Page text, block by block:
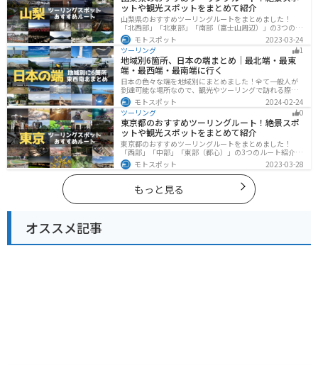
ットや観光スポットをまとめて紹介
山梨県のおすすめツーリングルートをまとめました！
「北西部」「北東部」「南部（富士山周辺）」の3つのル
ート紹介します。富士山を中心に自然豊かな景色や食事
を楽しめるスポットが多数あります。バイクで山梨県に
ツーリングに行く際は参考にしてください。
モトスポット
2023-03-24
ツーリング
1
地域別6箇所、日本の端まとめ｜最北端・最東
端・最西端・最南端に行く
日本の色々な端を地域別にまとめました！全て一般人が
到達可能な場所なので、観光やツーリングで訪れる際の
参考にしてください。
モトスポット
2024-02-24
ツーリング
0
東京都のおすすめツーリングルート！絶景スポ
ットや観光スポットをまとめて紹介
東京都のおすすめツーリングルートをまとめました！
「西部」「中部」「東部（都心）」の3つのルート紹介し
ます。西に行けば奥多摩の自然、東に行けば都心スポッ
トと、自然も街も楽しめるスポットが多数あります。バ
イクで東京都にツーリングに行く際は参考にしてくださ
モトスポット 2023-03-28
もっと見る
オススメ記事